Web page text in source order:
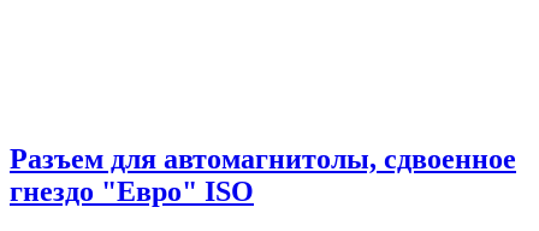
Разъем для автомагнитолы, сдвоенное
гнездо "Евро" ISO